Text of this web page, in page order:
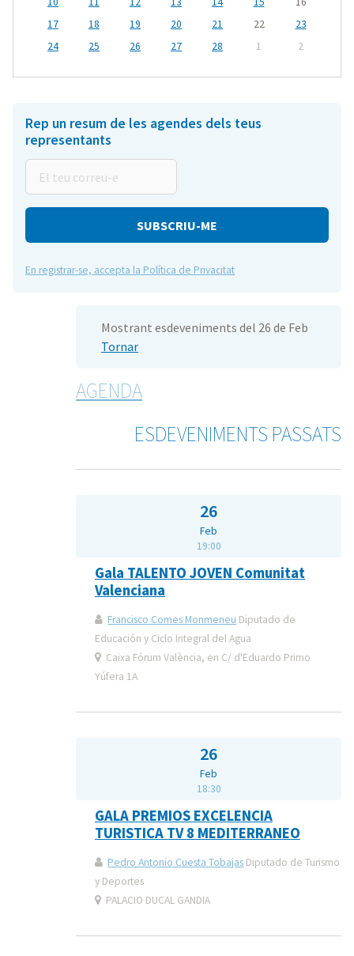
17
18 19 20 21 22
23
24
25 26 27 28 1 2
Rep un resum de les agendes dels teus
representants
teu
correu-
En registrar-se, accepta la Política de Privacitat
Mostrant esdeveniments del 26 de Feb
Tornar
AGENDA
ESDEVENIMENTS PASSATS
26
Feb
19:00
Gala TALENTO JOVEN Comunitat
Valenciana
Francisco Comes Monmeneu Diputado de
Educación y Ciclo Integral del Agua
Caixa Fórum València, en C/ d'Eduardo Primo
Yúfera 1A
26
Feb
18:30
GALA PREMIOS EXCELENCIA
TURISTICA TV 8 MEDITERRANEO
Pedro Antonio Cuesta Tobajas Diputado de Turismo
y Deportes
PALACIO DUCAL GANDIA